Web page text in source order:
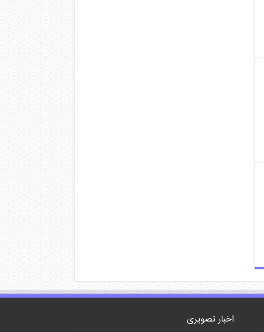
اخبار تصویری